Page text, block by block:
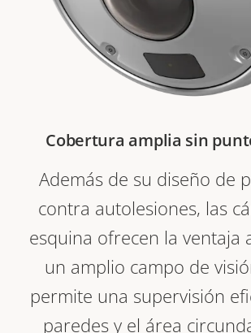
Cobertura amplia sin
Además de su diseño de
contra autolesiones, las
esquina ofrecen la ventaja
un amplio campo de
permite una supervisión
paredes y el área